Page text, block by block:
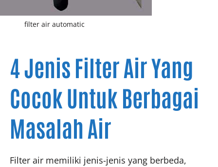
filter air automatic
4 Jenis Filter Air Yang
Cocok Untuk Berbagai
Masalah Air
Filter air memiliki jenis-jenis yang berbeda,